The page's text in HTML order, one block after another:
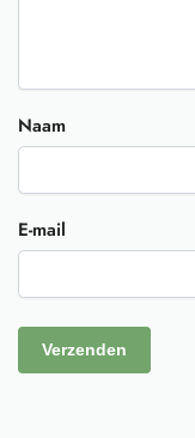
Naam
E-mail